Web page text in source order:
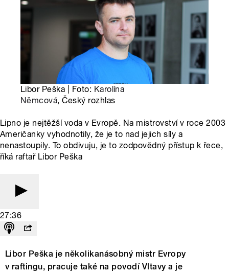
Libor Peška | Foto: Karolína
Němcová, Český rozhlas
Lipno je nejtěžší voda v Evropě. Na mistrovství v roce 2003
Američanky vyhodnotily, že je to nad jejich síly a
nenastoupily. To obdivuju, je to zodpovědný přístup k řece,
říká raftař Libor Peška
27:36
Libor Peška je několikanásobný mistr Evropy
v raftingu, pracuje také na povodí Vltavy a je